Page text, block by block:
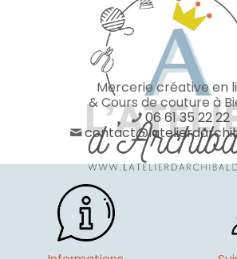
Mercerie créative en
& Cours de couture à
06 61 35 22 22